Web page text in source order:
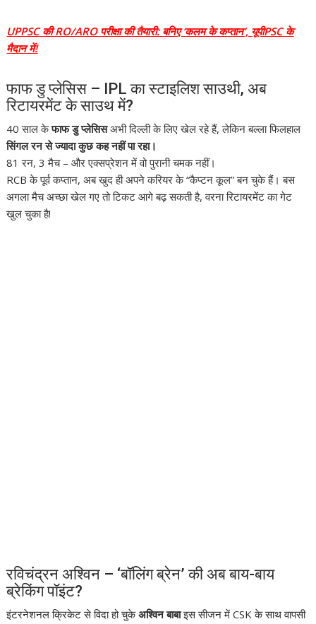
UPPSC की RO/ARO परीक्षा की तैयारी: बनिए ‘कलम के कप्तान’, यूपीPSC के
मैदान में!
फाफ डु प्लेसिस – IPL का स्टाइलिश साउथी, अब
रिटायरमेंट के साउथ में?
40 साल केफाफ डु प्लेसिसअभी दिल्ली के लिए खेल रहे हैं, लेकिन बल्ला फिलहाल
सिंगल रन से ज्यादा कुछ कह नहीं पा रहा।
81 रन, 3 मैच – और एक्सप्रेशन में वो पुरानी चमक नहीं।
RCB के पूर्व कप्तान, अब खुद ही अपने करियर के “कैप्टन कूल” बन चुके हैं। बस
अगला मैच अच्छा खेल गए तो टिकट आगे बढ़ सकती है, वरना रिटायरमेंट का गेट
खुल चुका है!
रविचंद्रन अश्विन – ‘बॉलिंग ब्रेन’ की अब बाय-बाय
ब्रेकिंग पॉइंट?
इंटरनेशनल क्रिकेट से विदा हो चुकेअश्विन बाबाइस सीजन में CSK के साथ वापसी